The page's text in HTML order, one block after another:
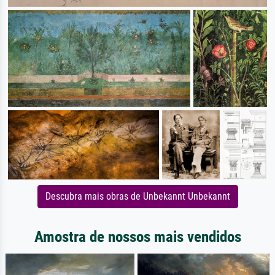
Descubra mais obras de Unbekannt Unbekannt
Amostra de nossos mais vendidos